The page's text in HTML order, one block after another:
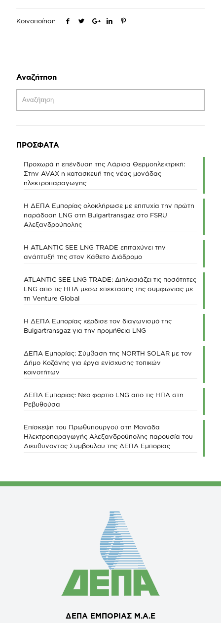
Κοινοποίηση
Αναζήτηση
ΠΡΟΣΦΑΤΑ
Προχωρά η επένδυση της Λάρισα Θερμοηλεκτρική:
Στην AVAX η κατασκευή της νέας μονάδας
ηλεκτροπαραγωγής
Η ΔΕΠΑ Εμπορίας ολοκλήρωσε με επιτυχία την πρώτη
παράδοση LNG στη Bulgartransgaz στο FSRU
Αλεξανδρούπολης
Η ATLANTIC SEE LNG TRADE επιταχύνει την
ανάπτυξή της στον Κάθετο Διάδρομο
ATLANTIC SEE LNG TRADE: Διπλασιάζει τις ποσότητες
LNG από τις ΗΠΑ μέσω επέκτασης της συμφωνίας με
τη Venture Global
Η ΔΕΠΑ Εμπορίας κέρδισε τον διαγωνισμό της
Bulgartransgaz για την προμήθεια LNG
ΔΕΠΑ Εμπορίας: Σύμβαση της NORTH SOLAR με τον
Δήμο Κοζάνης για έργα ενίσχυσης τοπικών
κοινοτήτων
ΔΕΠΑ Εμπορίας: Νέο φορτίο LNG από τις ΗΠΑ στη
Ρεβυθούσα
Επίσκεψη του Πρωθυπουργού στη Μονάδα
Ηλεκτροπαραγωγής Αλεξανδρούπολης παρουσία του
Διευθύνοντος Συμβούλου της ΔΕΠΑ Εμπορίας
ΔΕΠΑ ΕΜΠΟΡΙΑΣ Μ.Α.Ε